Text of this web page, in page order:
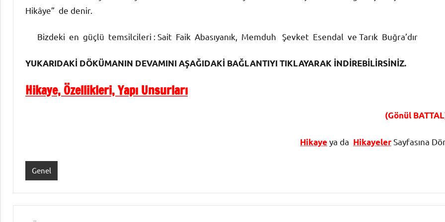
Hikâye” de denir.
Bizdeki en güçlü temsilcileri : Sait Faik Abasıyanık, Memduh Şevket Esendal ve Tarık Buğra’dır
YUKARIDAKİ DÖKÜMANIN DEVAMINI AŞAĞIDAKİ BAĞLANTIYI TIKLAYARAK İNDİREBİLİRSİNİZ.
Hikaye, Özellikleri, Yapı Unsurları
(Gönül
Hikayeya da HikayelerSayfasına
Genel